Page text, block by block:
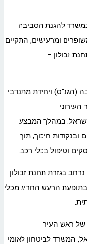
להגנת הסביבה
ומרעישים, התקיים
תחנת זבולון –
(הגנ"ס) ויחידת מתנדבי
ישראל. במהלך המבצע
ובנקודות חיכוך, תוך
וטיפול בכלי רכב.
בגזרת תחנת זבולון
הרעש החריג מכלי
של ראש העיר
המשרד לביטחון לאומי